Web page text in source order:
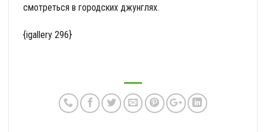
смотреться в городских джунглях.
{igallery 296}